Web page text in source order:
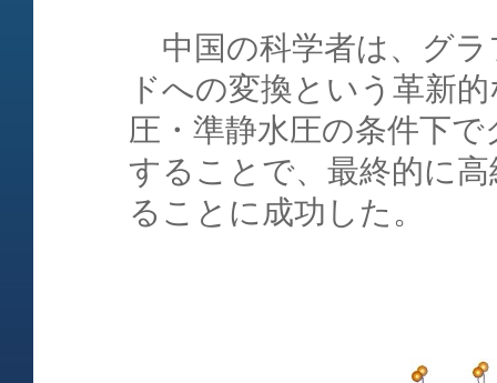
中国の科学者は、グラ
ドへの変換という革新
圧・準静水圧の条件下
することで、最終的に
ることに成功した。